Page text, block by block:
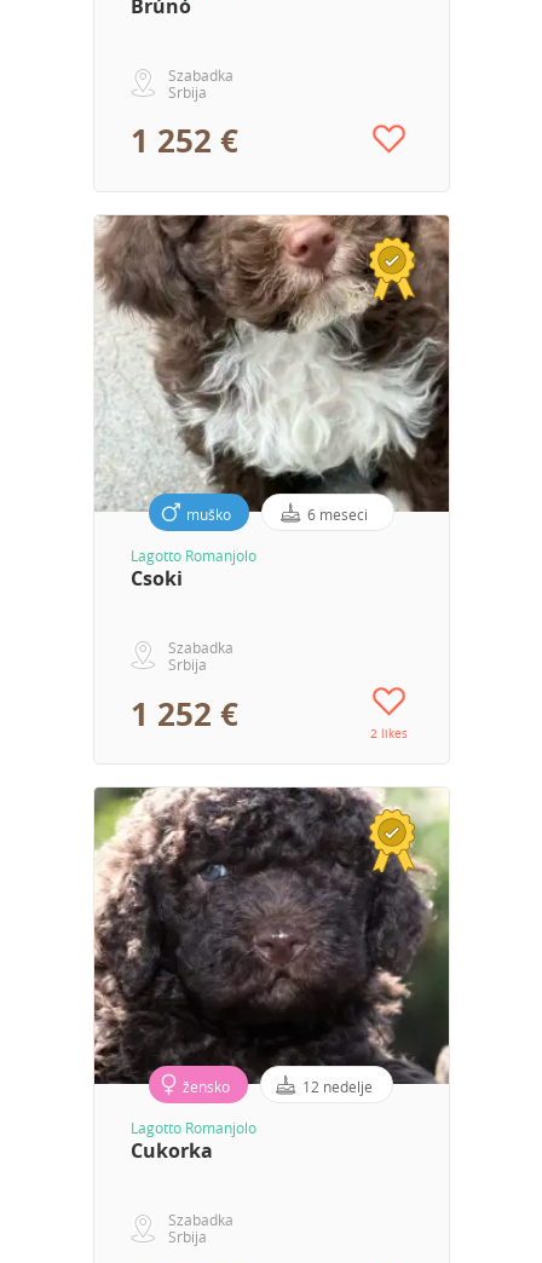
Brúnó
Szabadka
Srbija
1 252 €
muško 6 meseci
Lagotto Romanjolo
Csoki
Szabadka
Srbija
1 252 € 2 likes
žensko 12 nedelje
Lagotto Romanjolo
Cukorka
Szabadka
Srbija